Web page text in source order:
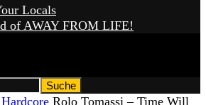
Locals
of AWAY FROM LIFE!
Rolo Tomassi – Time Will